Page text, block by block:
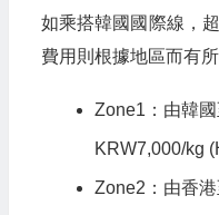
如乘搭韓國國際線，
費用則根據地區而有所
Zone1：由韓
KRW7,000/kg
Zone2：由香